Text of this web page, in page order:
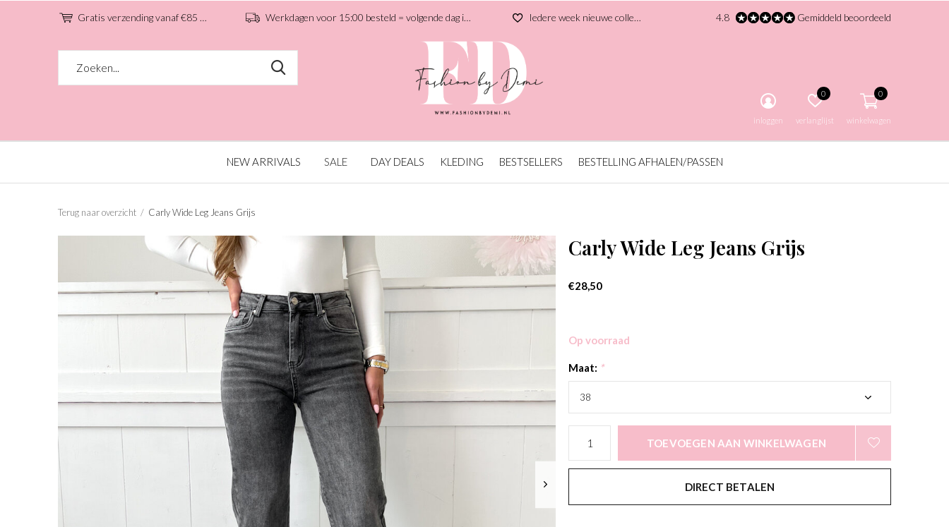
NEW ARRIVALS SALE DAY DEALS KLEDING BESTSELLERS BESTELLING AFHALEN/PASSEN
inloggen verlanglijst
0
winkelwagen
0
Gratis verzending vanaf €85 (NL) Werkdagen voor 15:00 besteld = volgende dag in huis Iedere week nieuwe collectie! 4.8 Gemiddeld beoordeeld
Terug naar overzicht Carly Wide Leg Jeans Grijs
Carly Wide Leg Jeans Grijs
€28,50
Op voorraad
Maat: *
TOEVOEGEN AAN WINKELWAGEN
DIRECT BETALEN